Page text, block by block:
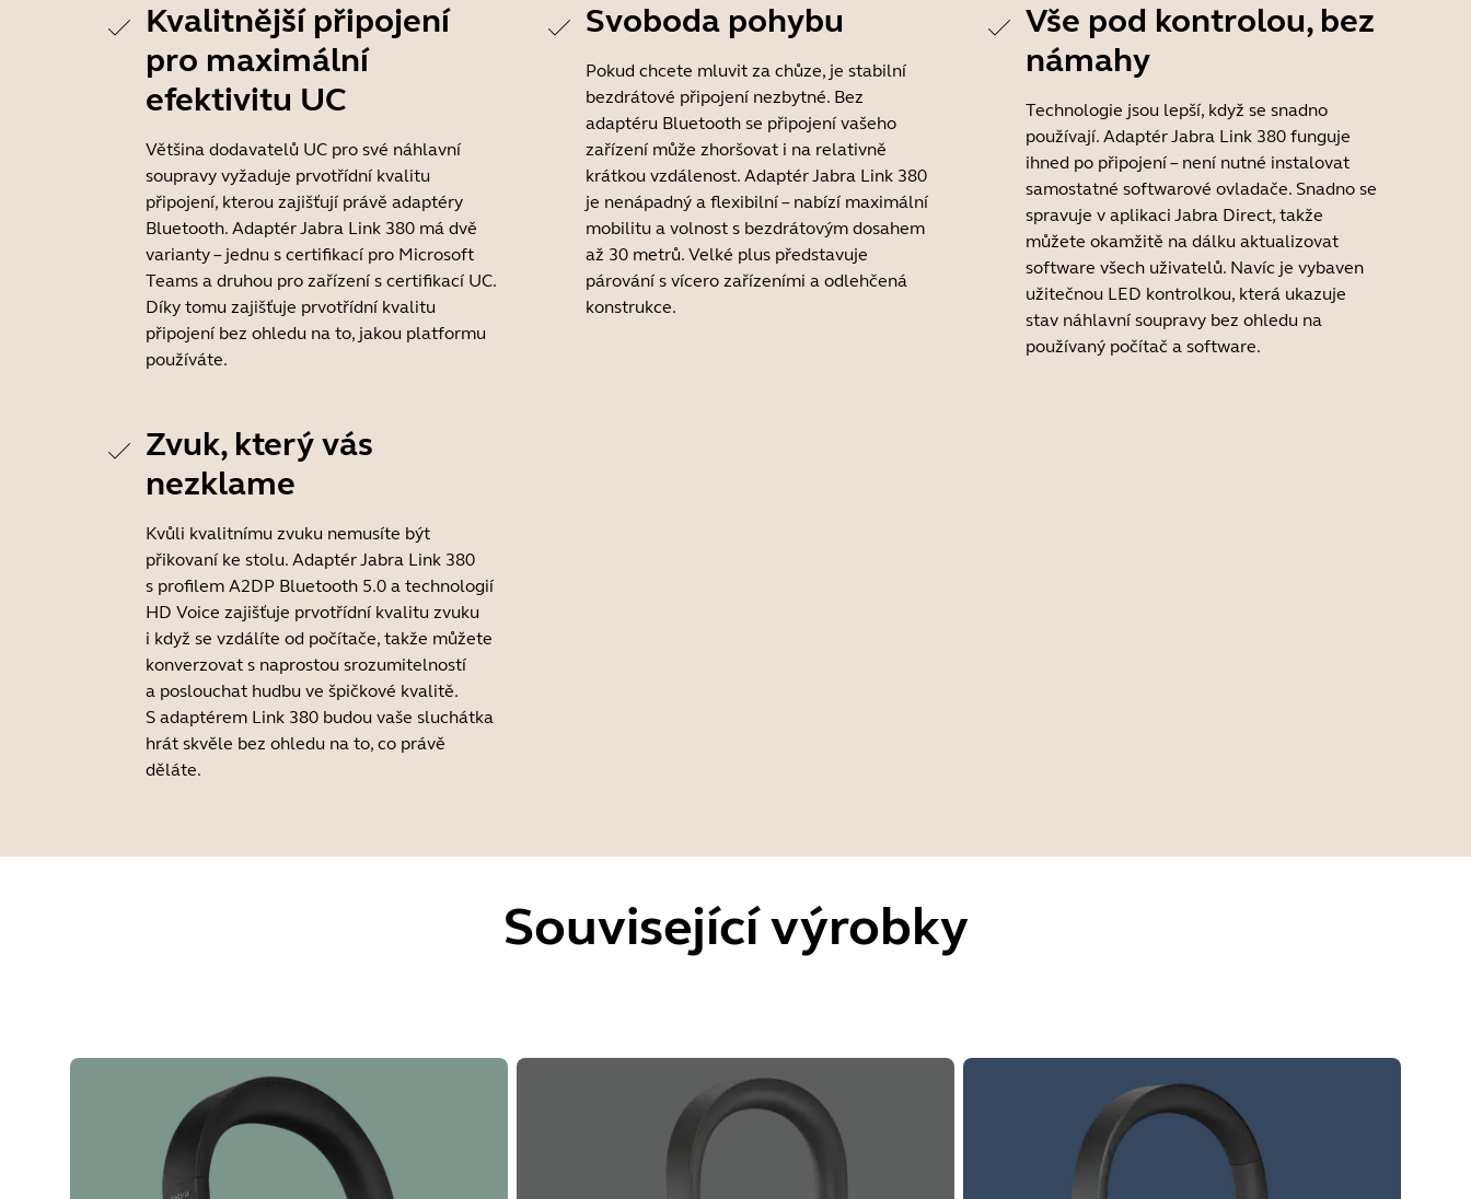
Kvalitnější připojení
pro maximální
efektivitu UC
Většina dodavatelů UC pro své náhlavní
soupravy vyžaduje prvotřídní kvalitu
připojení, kterou zajišťují právě adaptéry
Bluetooth. Adaptér Jabra Link 380 má dvě
varianty – jednu s certifikací pro Microsoft
Teams a druhou pro zařízení s certifikací UC.
Díky tomu zajišťuje prvotřídní kvalitu
připojení bez ohledu na to, jakou platformu
používáte.
Svoboda pohybu
Pokud chcete mluvit za chůze, je stabilní
bezdrátové připojení nezbytné. Bez
adaptéru Bluetooth se připojení vašeho
zařízení může zhoršovat i na relativně
krátkou vzdálenost. Adaptér Jabra Link 380
je nenápadný a flexibilní – nabízí maximální
mobilitu a volnost s bezdrátovým dosahem
až 30 metrů. Velké plus představuje
párování s vícero zařízeními a odlehčená
konstrukce.
Vše pod kontrolou, bez
námahy
Technologie jsou lepší, když se snadno
používají. Adaptér Jabra Link 380 funguje
ihned po připojení – není nutné instalovat
samostatné softwarové ovladače. Snadno se
spravuje v aplikaci Jabra Direct, takže
můžete okamžitě na dálku aktualizovat
software všech uživatelů. Navíc je vybaven
užitečnou LED kontrolkou, která ukazuje
stav náhlavní soupravy bez ohledu na
používaný počítač a software.
Zvuk, který vás
nezklame
Kvůli kvalitnímu zvuku nemusíte být
přikovaní ke stolu. Adaptér Jabra Link 380
s profilem A2DP Bluetooth 5.0 a technologií
HD Voice zajišťuje prvotřídní kvalitu zvuku
i když se vzdálíte od počítače, takže můžete
konverzovat s naprostou srozumitelností
a poslouchat hudbu ve špičkové kvalitě.
S adaptérem Link 380 budou vaše sluchátka
hrát skvěle bez ohledu na to, co právě
děláte.
Související výrobky